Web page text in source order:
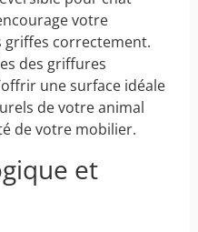
votre
griffes correctement.
des griffures
une surface idéale
de votre animal
de votre mobilier.
et